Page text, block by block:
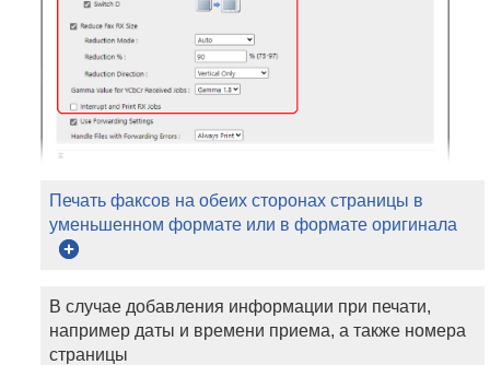
Печать факсов на обеих сторонах страницы в
уменьшенном формате или в формате оригинала
В случае добавления информации при печати,
например даты и времени приема, а также номера
страницы